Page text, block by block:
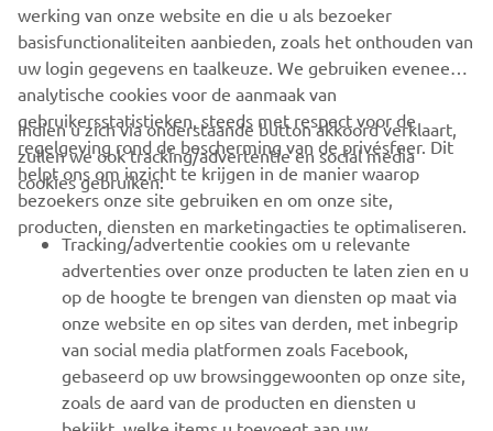
NIEUWSBRIEF
Wees de eerste die meer te weten komt over de nieuwste deals,
speciale evenementen, nieuwe producten en nog veel meer
ABONNEREN
Lees ons privacybeleid om te leren hoe we uw persoonlijke
gegevens verwerken: Privacyverklaring
Belgium (Dutch)
werking van onze website en die u als bezoeker
basisfunctionaliteiten aanbieden, zoals het onthouden van
uw login gegevens en taalkeuze. We gebruiken eveneens
analytische cookies voor de aanmaak van
gebruikersstatistieken, steeds met respect voor de
regelgeving rond de bescherming van de privésfeer. Dit
helpt ons om inzicht te krijgen in de manier waarop
bezoekers onze site gebruiken en om onze site,
producten, diensten en marketingacties te optimaliseren.
Indien u zich via onderstaande button akkoord verklaart,
zullen we ook tracking/advertentie en social media
cookies gebruiken:
Tracking/advertentie cookies om u relevante
advertenties over onze producten te laten zien en u
op de hoogte te brengen van diensten op maat via
onze website en op sites van derden, met inbegrip
van social media platformen zoals Facebook,
gebaseerd op uw browsinggewoonten op onze site,
zoals de aard van de producten en diensten u